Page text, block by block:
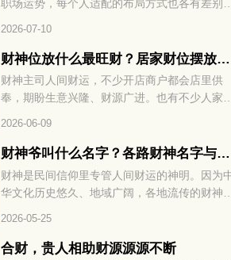
格局，不妨继续往下细看。
职场运势，每个人适配的布局方式也各有差别
气场。那生肖属蛇的朋友，办公座位适合朝哪
方向，整体空间该怎么布置？下面一起来看看
2026-07-10
财神位放什么最旺财？居家财位摆放技巧分享
财神主司人间财运，不少开店商户都会店里供
奉，期盼生意兴隆、财源广进。也有不少人家
2026-06-09
财神爷叫什么名字？各路财神名字与来历大全
财神是民间信仰里专管人间财运的神明。因为
华文化历史悠久、地域广阔，各地流传的财神
来历与寓意。
2026-05-25
合财，贵人相助财源源源不断